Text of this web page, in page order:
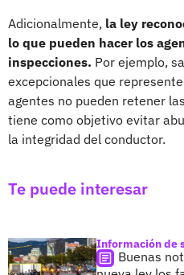
Adicionalmente, la ley
lo que pueden hacer los
inspecciones. Por ejemplo,
excepcionales que
agentes no pueden retener
tiene como objetivo evitar
la integridad del conductor.
Te puede interesar
Información de
Buenas